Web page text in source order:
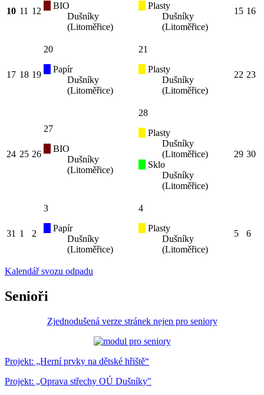
10 11 12
BIO
Dušníky
(Litoměřice)
Plasty
Dušníky
(Litoměřice)
15 16
17 18 19
20
Papír
Dušníky
(Litoměřice)
21
Plasty
Dušníky
(Litoměřice)
22 23
24 25 26
27
BIO
Dušníky
(Litoměřice)
28
Plasty
Dušníky
(Litoměřice)
Sklo
Dušníky
(Litoměřice)
29 30
31 1 2
3
Papír
Dušníky
(Litoměřice)
4
Plasty
Dušníky
(Litoměřice)
5 6
Kalendář svozu odpadu
Senioři
Zjednodušená verze stránek nejen pro seniory
Projekt: „Herní prvky na dětské hřiště“
Projekt: „Oprava střechy OÚ Dušníky"